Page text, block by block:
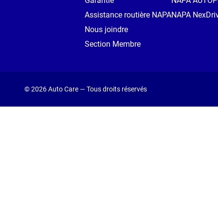
Assistance routière NAPA
Nous joindre
Section Membre
NAPA
© 2026 Auto Care — Tous droits réservés